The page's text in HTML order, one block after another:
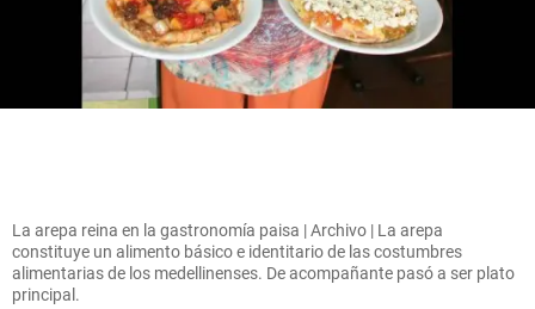
La arepa reina en la gastronomía paisa | Archivo | La arepa
constituye un alimento básico e identitario de las costumbres
alimentarias de los medellinenses. De acompañante pasó a ser plato
principal.